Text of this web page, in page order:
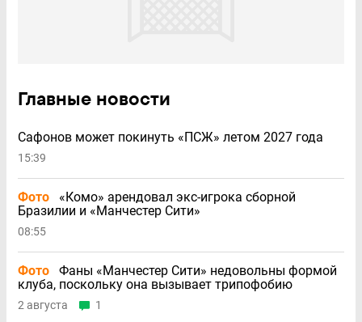
Главные новости
Сафонов может покинуть «ПСЖ» летом 2027 года
15:39
Фото
«Комо» арендовал экс-игрока сборной
Бразилии и «Манчестер Сити»
08:55
Фото
Фаны «Манчестер Сити» недовольны формой
клуба, поскольку она вызывает трипофобию
2 августа 1